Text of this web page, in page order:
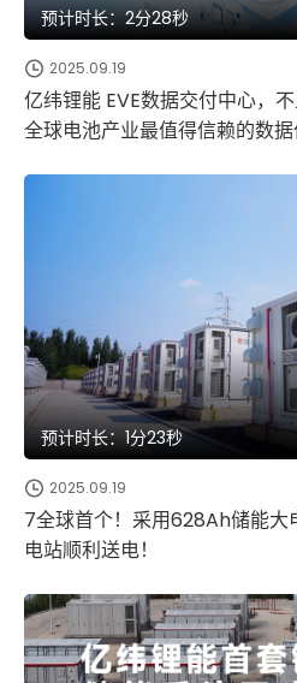
预计时长：2分28秒
2025.09.19
亿纬锂能 EVE数据交付中心，
全球电池产业最值得信赖的数据
预计时长：1分23秒
2025.09.19
7全球首个！采用628Ah储能
电站顺利送电！